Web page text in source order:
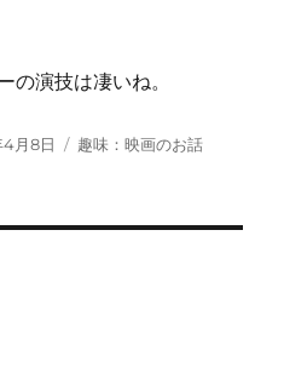
の演技は凄いね。
月8日
カ
趣味：映画のお話